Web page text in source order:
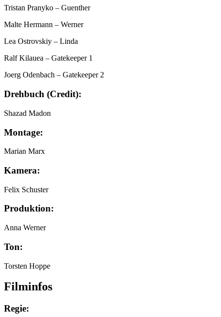
Tristan Pranyko – Guenther
Malte Hermann – Werner
Lea Ostrovskiy – Linda
Ralf Kilauea – Gatekeeper 1
Joerg Odenbach – Gatekeeper 2
Drehbuch (Credit):
Shazad Madon
Montage:
Marian Marx
Kamera:
Felix Schuster
Produktion:
Anna Werner
Ton:
Torsten Hoppe
Filminfos
Regie: